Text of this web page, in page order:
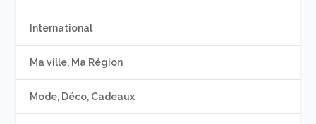
International
Ma ville, Ma Région
Mode, Déco, Cadeaux